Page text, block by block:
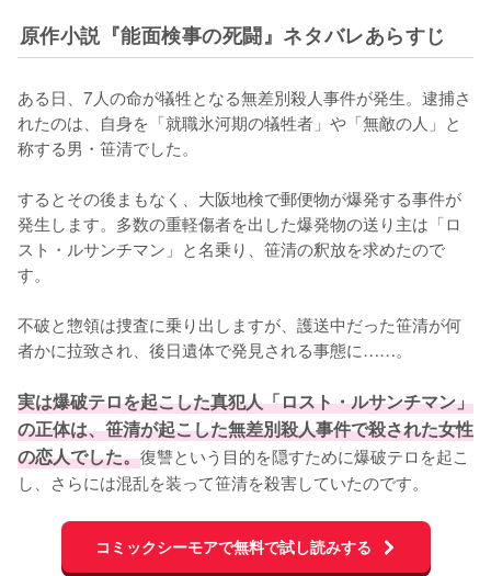
原作小説『能面検事の死闘』ネタバレあらすじ
ある日、7人の命が犠牲となる無差別殺人事件が発生。逮捕さ
れたのは、自身を「就職氷河期の犠牲者」や「無敵の人」と
称する男・笹清でした。
するとその後まもなく、大阪地検で郵便物が爆発する事件が
発生します。多数の重軽傷者を出した爆発物の送り主は「ロ
スト・ルサンチマン」と名乗り、笹清の釈放を求めたので
す。
不破と惣領は捜査に乗り出しますが、護送中だった笹清が何
者かに拉致され、後日遺体で発見される事態に……。
実は爆破テロを起こした真犯人「ロスト・ルサンチマン」
の正体は、笹清が起こした無差別殺人事件で殺された女性
の恋人でした。復讐という目的を隠すために爆破テロを起こ
し、さらには混乱を装って笹清を殺害していたのです。
コミックシーモアで無料で試し読みする